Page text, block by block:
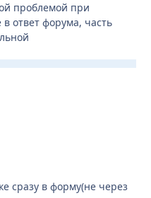
проблемой при
ответ форума, часть
сразу в форму(не через